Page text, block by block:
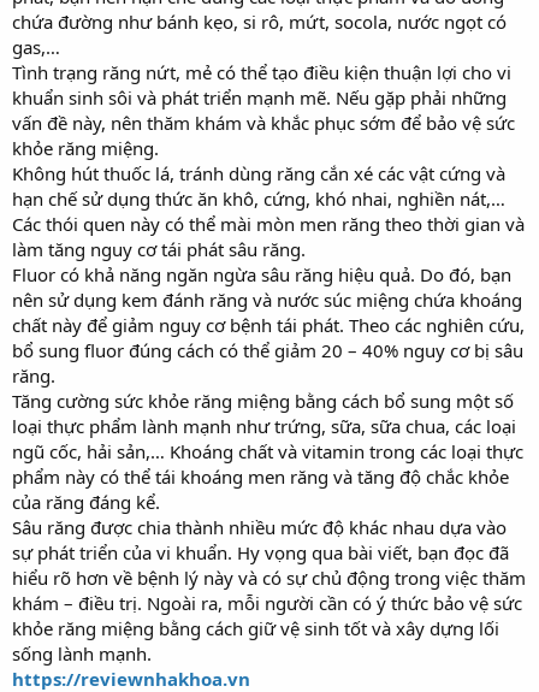
chứa đường như bánh kẹo, si rô, mứt, socola, nước ngọt có
gas,…
Tình trạng răng nứt, mẻ có thể tạo điều kiện thuận lợi cho vi
khuẩn sinh sôi và phát triển mạnh mẽ. Nếu gặp phải những
vấn đề này, nên thăm khám và khắc phục sớm để bảo vệ sức
khỏe răng miệng.
Không hút thuốc lá, tránh dùng răng cắn xé các vật cứng và
hạn chế sử dụng thức ăn khô, cứng, khó nhai, nghiền nát,…
Các thói quen này có thể mài mòn men răng theo thời gian và
làm tăng nguy cơ tái phát sâu răng.
Fluor có khả năng ngăn ngừa sâu răng hiệu quả. Do đó, bạn
nên sử dụng kem đánh răng và nước súc miệng chứa khoáng
chất này để giảm nguy cơ bệnh tái phát. Theo các nghiên cứu,
bổ sung fluor đúng cách có thể giảm 20 – 40% nguy cơ bị sâu
răng.
Tăng cường sức khỏe răng miệng bằng cách bổ sung một số
loại thực phẩm lành mạnh như trứng, sữa, sữa chua, các loại
ngũ cốc, hải sản,… Khoáng chất và vitamin trong các loại thực
phẩm này có thể tái khoáng men răng và tăng độ chắc khỏe
của răng đáng kể.
Sâu răng được chia thành nhiều mức độ khác nhau dựa vào
sự phát triển của vi khuẩn. Hy vọng qua bài viết, bạn đọc đã
hiểu rõ hơn về bệnh lý này và có sự chủ động trong việc thăm
khám – điều trị. Ngoài ra, mỗi người cần có ý thức bảo vệ sức
khỏe răng miệng bằng cách giữ vệ sinh tốt và xây dựng lối
sống lành mạnh.
https://reviewnhakhoa.vn